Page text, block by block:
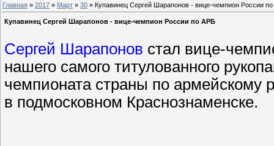
Главная » 2017 » Март » 30 » Купавинец Сергей Шарапонов - вице-чемпион России
Купавинец Сергей Шарапонов - вице-чемпион России по АРБ
Сергей Шарапонов стал вице-
нашего самого титулованного
чемпионата страны по
в подмосковном Краснознаменске.